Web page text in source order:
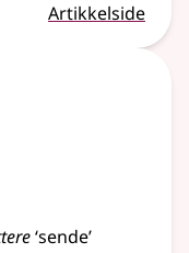
Artikkelside
‘sende’